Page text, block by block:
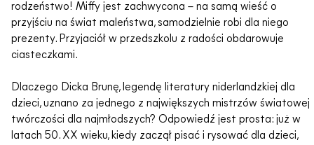
rodzeństwo! Miffy jest zachwycona – na samą wieść o
przyjściu na świat maleństwa, samodzielnie robi dla niego
prezenty. Przyjaciół w przedszkolu z radości obdarowuje
ciasteczkami.
Dlaczego Dicka Brunę, legendę literatury niderlandzkiej dla
dzieci, uznano za jednego z największych mistrzów światowej
twórczości dla najmłodszych? Odpowiedź jest prosta: już w
latach 50. XX wieku, kiedy zaczął pisać i rysować dla dzieci,